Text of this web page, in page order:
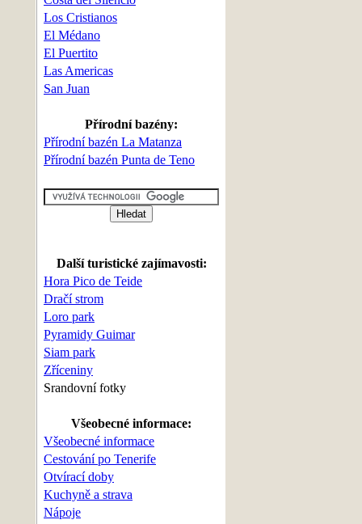
Los Cristianos
El Médano
El Puertito
Las Americas
San Juan
Přírodní bazény:
Přírodní bazén La Matanza
Přírodní bazén Punta de Teno
Další turistické zajímavosti:
Hora Pico de Teide
Dračí strom
Loro park
Pyramidy Guimar
Siam park
Zříceniny
Srandovní fotky
Všeobecné informace:
Všeobecné informace
Cestování po Tenerife
Otvírací doby
Kuchyně a strava
Nápoje